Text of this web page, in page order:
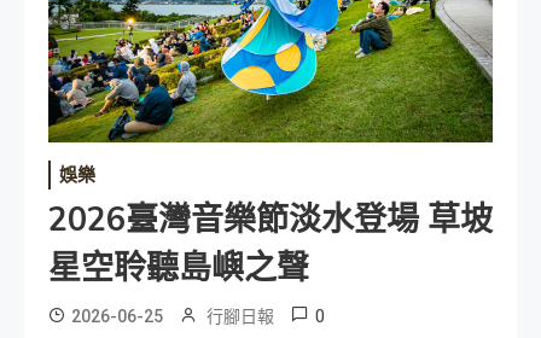
娛樂
2026臺灣音樂節淡水登場 草坡
星空聆聽島嶼之聲
2026-06-25 行腳日報 0